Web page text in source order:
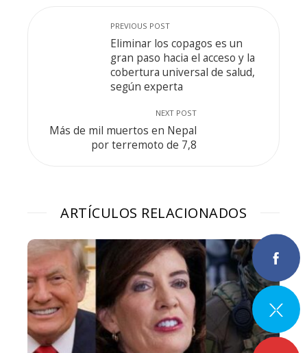
PREVIOUS POST
Eliminar los copagos es un
gran paso hacia el acceso y la
cobertura universal de salud,
según experta
NEXT POST
Más de mil muertos en Nepal
por terremoto de 7,8
ARTÍCULOS RELACIONADOS